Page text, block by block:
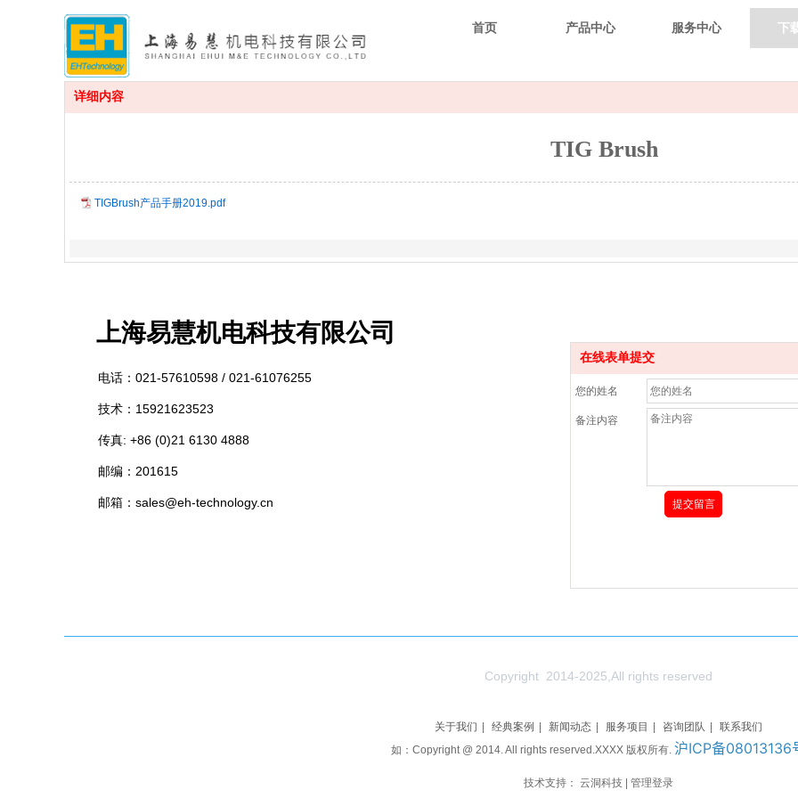
首页 产品中心 服务中心 下
详细内容
TIG Brush
TIGBrush产品手册2019.pdf
在线表单提交
您的姓名
备注内容
电话： 021-57610598 / 021-61076255
技术：15921623523
传真: +86 (0)21 6130 4888
邮编：201615
邮箱：sales@eh-technology.cn
Copyright 2014-2025,All rights reserved
上海易慧机电科技有限公司
关于我们 经典案例 新闻动态 服务项目 咨询团队
联系我们
如：Copyright @ 2014. All rights reserved.XXXX 版权所有. 沪ICP备08013136
技术支持： 云洞科技 管理登录